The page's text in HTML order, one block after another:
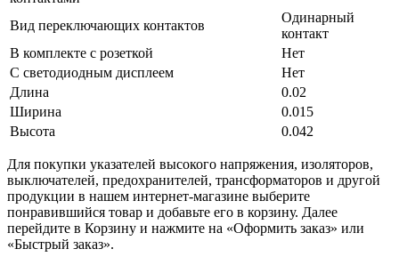
Вид переключающих контактов
Одинарный
контакт
В комплекте с розеткой
Нет
С светодиодным дисплеем
Нет
Длина
0.02
Ширина
0.015
Высота
0.042
Для покупки указателей высокого напряжения, изоляторов,
выключателей, предохранителей, трансформаторов и другой
продукции в нашем интернет-магазине выберите
понравившийся товар и добавьте его в корзину. Далее
перейдите в Корзину и нажмите на «Оформить заказ» или
«Быстрый заказ».